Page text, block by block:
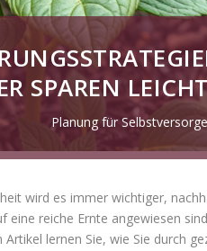
SPAREN
Planung für
wird es immer wichtiger,
eine reiche Ernte angewiesen
lernen Sie, wie Sie durch